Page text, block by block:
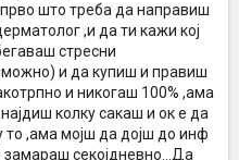
што треба да направиш
,и да ти кажи кој
стресни
и да купиш и правиш
и никогаш 100% ,ама
колку сакаш и ок е да
,ама мојш да дојш до инф
замараш секојдневно...Да